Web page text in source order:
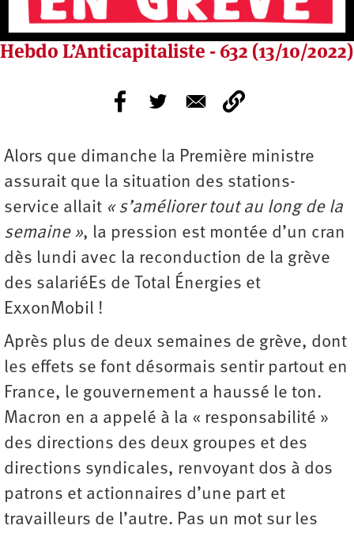
Hebdo L’Anticapitaliste - 632 (13/10/2022)
Alors que dimanche la Première ministre
assurait que la situation des stations-
service allait « s’améliorer tout au long de la
semaine », la pression est montée d’un cran
dès lundi avec la reconduction de la grève
des salariéEs de Total Énergies et
ExxonMobil !
Après plus de deux semaines de grève, dont
les effets se font désormais sentir partout en
France, le gouvernement a haussé le ton.
Macron en a appelé à la « responsabilité »
des directions des deux groupes et des
directions syndicales, renvoyant dos à dos
patrons et actionnaires d’une part et
travailleurs de l’autre. Pas un mot sur les